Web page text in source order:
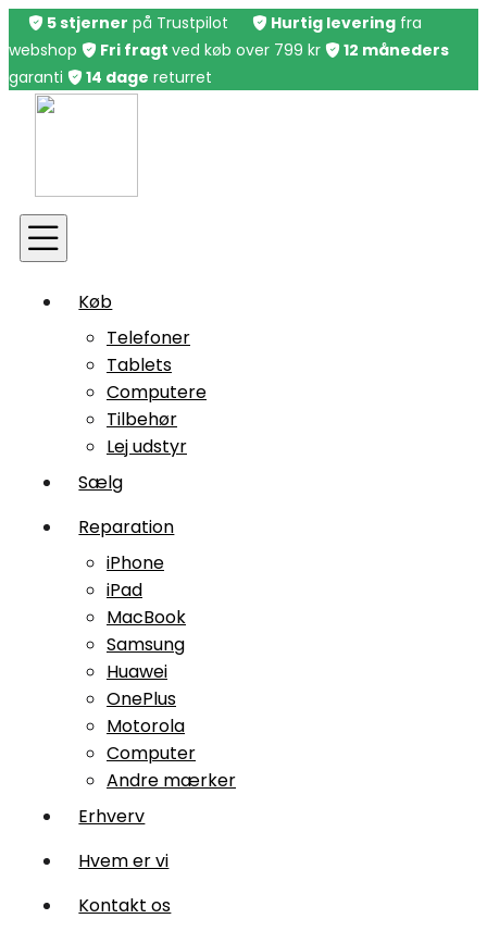
5 stjerner på Trustpilot Hurtig levering fra
webshop
Fri fragt ved køb over 799 kr
12 måneders
garanti
14 dage returret
Køb
Telefoner
Tablets
Computere
Tilbehør
Lej udstyr
Sælg
Reparation
iPhone
iPad
MacBook
Samsung
Huawei
OnePlus
Motorola
Computer
Andre mærker
Erhverv
Hvem er vi
Kontakt os
Køb
iPhone
Reparation
Reparation
MacBook
Reparation
Samsung
Reparation
Computer
Reparation
Huawei
Reparation
Erhverv
0.00 kr.